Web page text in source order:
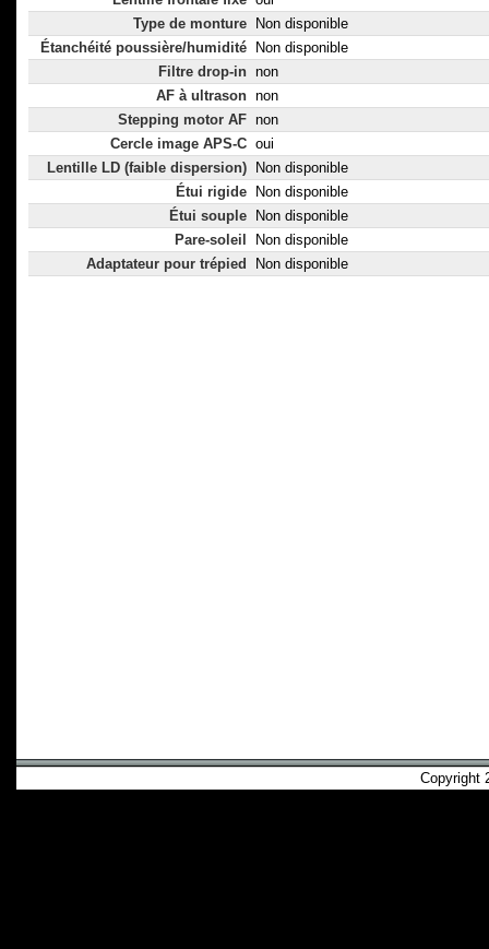
Type de monture
Non disponible
Étanchéité poussière/humidité
Non disponible
Filtre drop-in non
AF à ultrason non
Stepping motor AF non
Cercle image APS-C oui
Lentille LD (faible dispersion)
Non disponible
Étui rigide
Non disponible
Étui souple
Non disponible
Pare-soleil
Non disponible
Adaptateur pour trépied
Non disponible
Copyright